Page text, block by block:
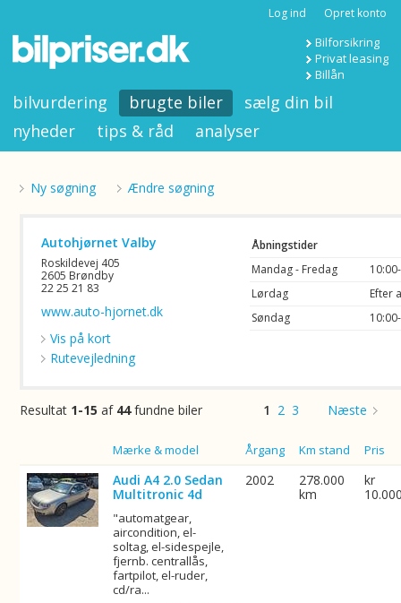
Log ind Opret konto
Bilforsikring
Privat leasing
Billån
bilvurdering brugte biler
sælg din bil
nyheder
tips & råd analyser
Ny søgning Ændre søgning
Autohjørnet Valby
Roskildevej 405
2605 Brøndby
22 25 21 83
www.auto-hjornet.dk
Vis på kort
Rutevejledning
Åbningstider
Mandag - Fredag
Lørdag
Efter
Søndag
1 2 3 Næste
Resultat 1-15 af 44fundne biler
Mærke & model Årgang Km stand Pris
Audi A4 2.0 Sedan
Multitronic 4d
"automatgear,
aircondition, el-
soltag, el-sidespejle,
fjernb. centrallås,
fartpilot, el-ruder,
cd/ra...
2002
278.000
km
kr